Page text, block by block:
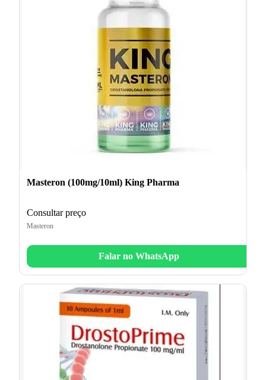
Masteron (100mg/10ml) King Pharma
Consultar preço
Masteron
Falar no WhatsApp